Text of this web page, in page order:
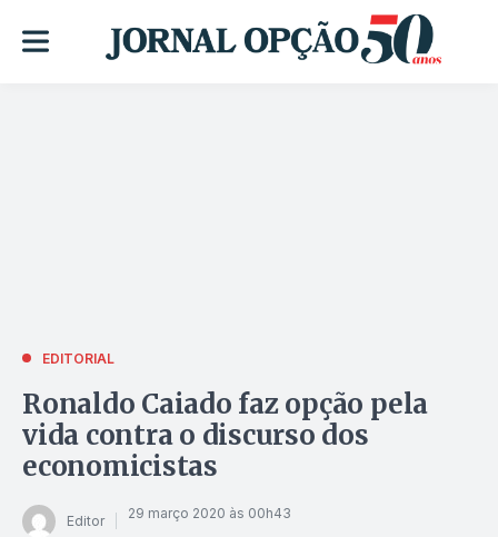
EDITORIAL
Ronaldo Caiado faz opção pela
vida contra o discurso dos
economicistas
Editor 29 março 2020 às 00h43